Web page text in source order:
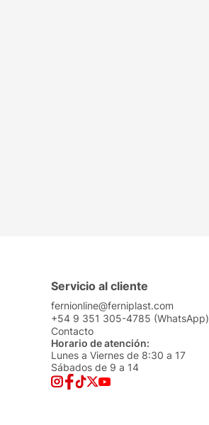
Servicio al cliente
fernionline@ferniplast.com
+54 9 351 305-4785 (WhatsApp)
Contacto
Horario de atención:
Lunes a Viernes de 8:30 a 17
Sábados de 9 a 14